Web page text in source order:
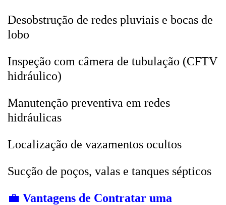
Desobstrução de redes pluviais e bocas de
lobo
Inspeção com câmera de tubulação (CFTV
hidráulico)
Manutenção preventiva em redes
hidráulicas
Localização de vazamentos ocultos
Sucção de poços, valas e tanques sépticos
💼 Vantagens de Contratar uma